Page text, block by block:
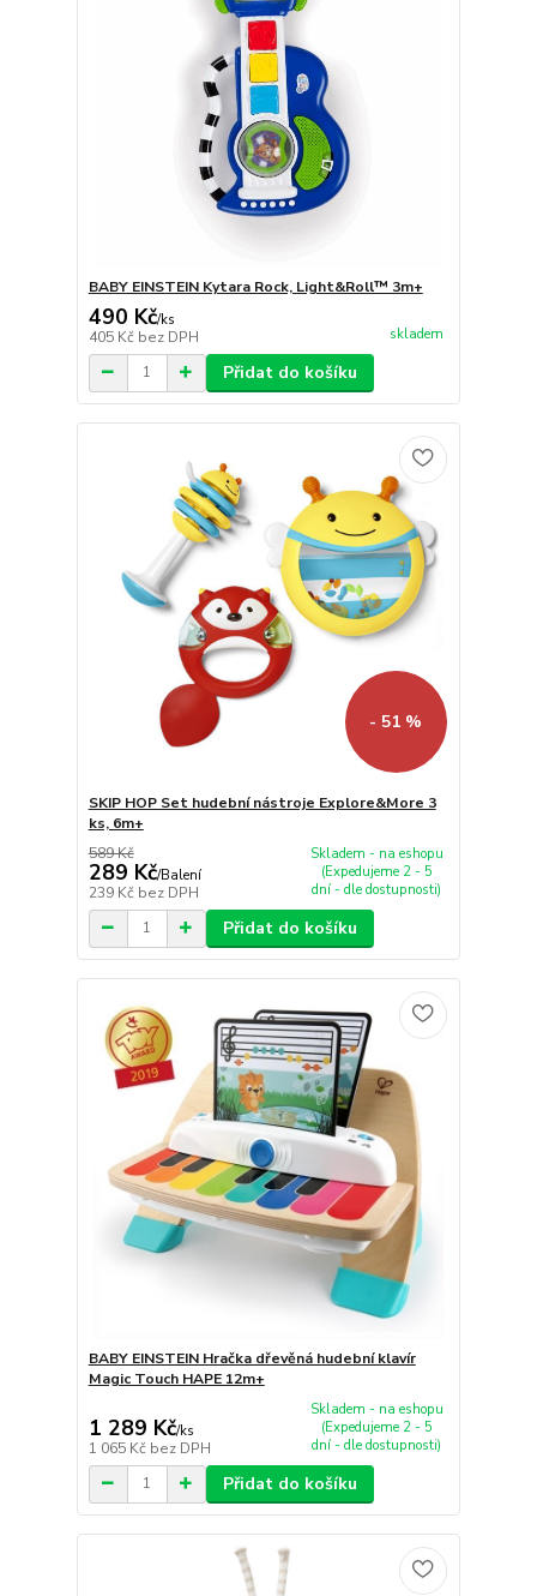
BABY EINSTEIN Kytara Rock, Light&Roll™ 3m+
490 Kč/ks
405 Kč bez DPH skladem
Přidat do košíku
- 51 %
SKIP HOP Set hudební nástroje Explore&More 3
ks, 6m+
589 Kč
289 Kč/Balení
239 Kč bez DPH
Skladem - na eshopu
(Expedujeme 2 - 5
dní - dle dostupnosti)
Přidat do košíku
BABY EINSTEIN Hračka dřevěná hudební klavír
Magic Touch HAPE 12m+
1 289 Kč/ks
1 065 Kč bez DPH
Skladem - na eshopu
(Expedujeme 2 - 5
dní - dle dostupnosti)
Přidat do košíku